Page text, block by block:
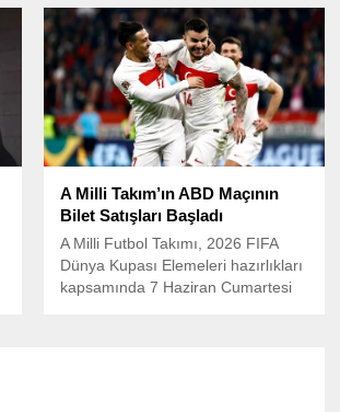
A Milli Takım’ın ABD Maçının
Bilet Satışları Başladı
A Milli Futbol Takımı, 2026 FIFA
Dünya Kupası Elemeleri hazırlıkları
kapsamında 7 Haziran Cumartesi